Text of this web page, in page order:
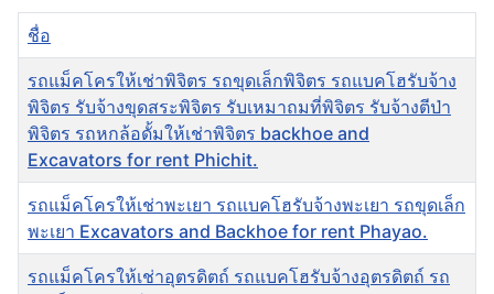
ชื่อ
รถแม็คโครให้เช่าพิจิตร รถขุดเล็กพิจิตร รถแบคโฮรับจ้าง
พิจิตร รับจ้างขุดสระพิจิตร รับเหมาถมที่พิจิตร รับจ้างตีป่า
พิจิตร รถหกล้อดั้มให้เช่าพิจิตร backhoe and
Excavators for rent Phichit.
รถแม็คโครให้เช่าพะเยา รถแบคโฮรับจ้างพะเยา รถขุดเล็ก
พะเยา Excavators and Backhoe for rent Phayao.
รถแม็คโครให้เช่าอุตรดิตถ์ รถแบคโฮรับจ้างอุตรดิตถ์ รถ